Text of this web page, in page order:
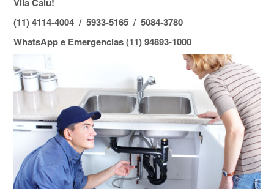
(11) 4114-4004 / 5933-5165 / 5084-3780
WhatsApp e Emergencias (11) 94893-1000